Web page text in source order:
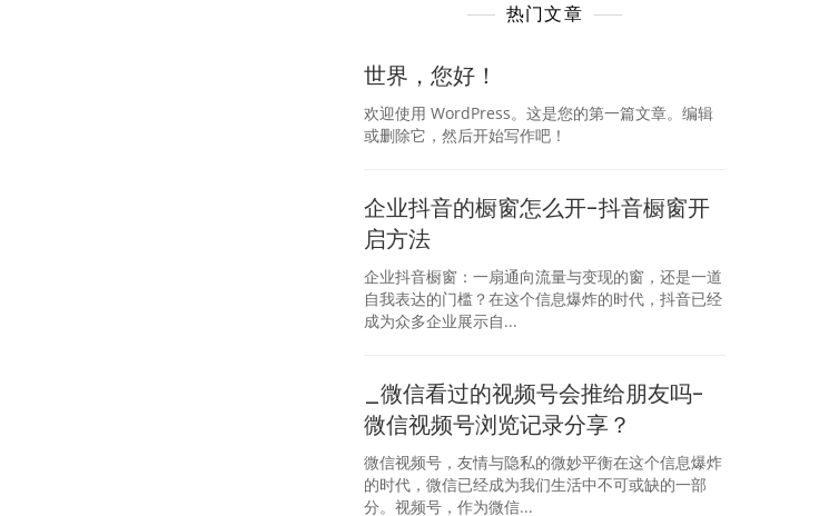
热门文章
世界，您好！
欢迎使用 WordPress。这是您的第一篇文章。编辑
或删除它，然后开始写作吧！
企业抖音的橱窗怎么开-抖音橱窗开
启方法
企业抖音橱窗：一扇通向流量与变现的窗，还是一道
自我表达的门槛？在这个信息爆炸的时代，抖音已经
成为众多企业展示自...
_微信看过的视频号会推给朋友吗-
微信视频号浏览记录分享？
微信视频号，友情与隐私的微妙平衡在这个信息爆炸
的时代，微信已经成为我们生活中不可或缺的一部
分。视频号，作为微信...